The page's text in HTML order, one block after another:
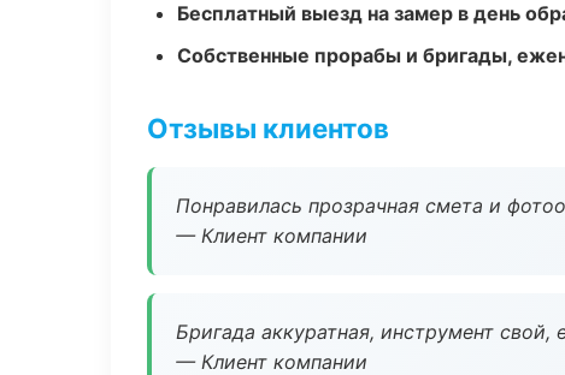
Бесплатный выезд на замер в день
Собственные прорабы и бригады,
Отзывы клиентов
Понравилась прозрачная смета и
— Клиент компании
Бригада аккуратная, инструмент свой,
— Клиент компании